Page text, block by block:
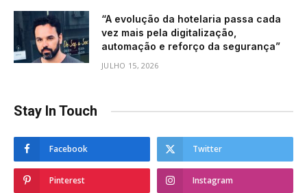
“A evolução da hotelaria passa cada
vez mais pela digitalização,
automação e reforço da segurança”
JULHO 15, 2026
Stay In Touch
Facebook Twitter
Pinterest Instagram